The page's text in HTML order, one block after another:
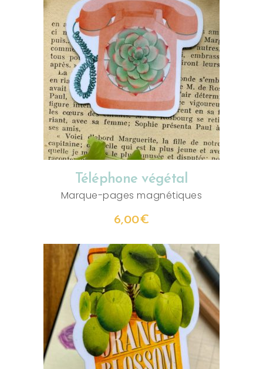
AJOUTER AU PANIER
Téléphone végétal
Marque-pages magnétiques
6,00€
AJOUTER AU PANIER